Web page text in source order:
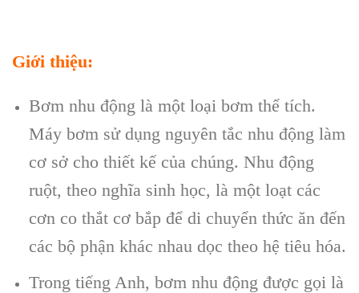
Giới thiệu:
Bơm nhu động là một loại bơm thể tích.
Máy bơm sử dụng nguyên tắc nhu động làm
cơ sở cho thiết kế của chúng. Nhu động
ruột, theo nghĩa sinh học, là một loạt các
cơn co thắt cơ bắp để di chuyển thức ăn đến
các bộ phận khác nhau dọc theo hệ tiêu hóa.
Trong tiếng Anh, bơm nhu động được gọi là